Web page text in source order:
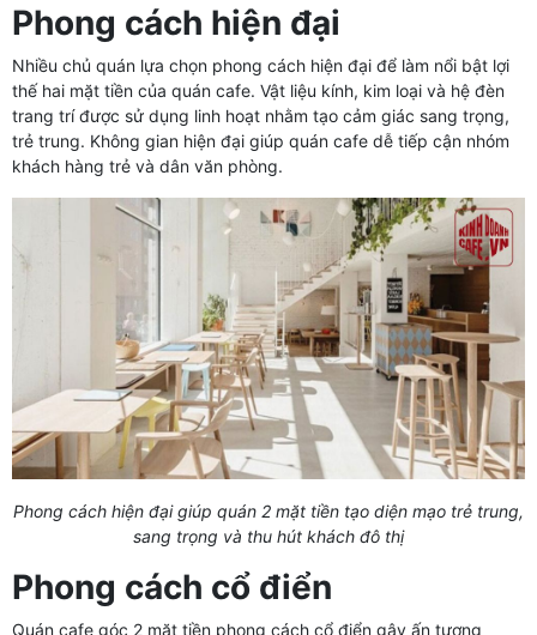
Phong cách hiện đại
Nhiều chủ quán lựa chọn phong cách hiện đại để làm nổi bật lợi
thế hai mặt tiền của quán cafe. Vật liệu kính, kim loại và hệ đèn
trang trí được sử dụng linh hoạt nhằm tạo cảm giác sang trọng,
trẻ trung. Không gian hiện đại giúp quán cafe dễ tiếp cận nhóm
khách hàng trẻ và dân văn phòng.
Phong cách hiện đại giúp quán 2 mặt tiền tạo diện mạo trẻ trung,
sang trọng và thu hút khách đô thị
Phong cách cổ điển
Quán cafe góc 2 mặt tiền phong cách cổ điển gây ấn tượng